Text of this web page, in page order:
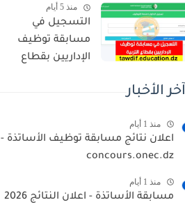
منذ 5 أيام
التسجيل في
مسابقة توظيف
الإداريين بقطاع
آخر الأخبار
منذ 1 أيام
اعلان نتائج مسابقة توظيف الأساتذة -
concours.onec.dz
منذ 1 أيام
مسابقة الأساتذة - اعلان النتائج 2026